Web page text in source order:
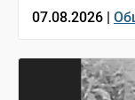
07.08.2026 |